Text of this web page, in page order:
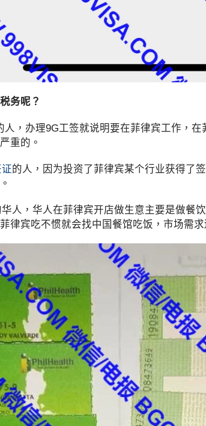
务呢？
人，办理9G工签就说明要在菲律宾工作，
重的。
的人，因为投资了菲律宾某个行业获得了
人，华人在菲律宾开店做生意主要是做餐
律宾吃不惯就会找中国餐馆吃饭，市场需求